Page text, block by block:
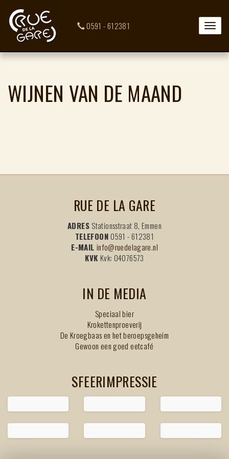
Toggle
0591 - 612381
WIJNEN VAN DE MAAND
RUE DE LA GARE
ADRES Stationsstraat 8, Emmen
TELEFOON0591 - 612381
E-MAIL info@ruedelagare.nl
KVK Kvk: 04076573
IN DE MEDIA
Speciaal bier
Krokettenproeverij
De Kroegbaas en het beroepsgeheim
Gewoon een goed eetcafé
SFEERIMPRESSIE